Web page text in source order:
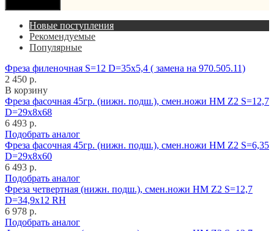
Новые поступления
Рекомендуемые
Популярные
Фреза филеночная S=12 D=35x5,4 ( замена на 970.505.11)
2 450 р.
В корзину
Фреза фасочная 45гр. (нижн. подш.), смен.ножи HM Z2 S=12,7
D=29x8x68
6 493 р.
Подобрать аналог
Фреза фасочная 45гр. (нижн. подш.), смен.ножи HM Z2 S=6,35
D=29x8x60
6 493 р.
Подобрать аналог
Фреза четвертная (нижн. подш.), смен.ножи HM Z2 S=12,7
D=34,9x12 RH
6 978 р.
Подобрать аналог